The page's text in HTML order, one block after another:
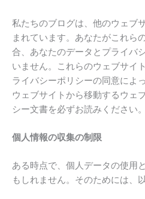
私たちのブログは、他のウェブ
まれています。あなたがこれら
合、あなたのデータとプライバ
いません。これらのウェブサイ
ライバシーポリシーの同意によ
ウェブサイトから移動するウェ
シー文書を必ずお読みください。
個人情報の収集の制限
ある時点で、個人データの使用
もしれません。そのためには、